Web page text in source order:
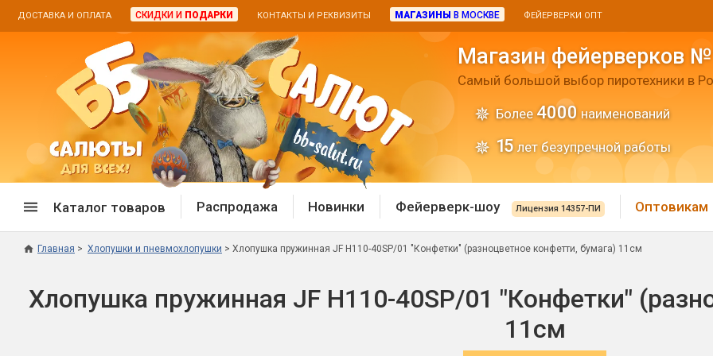
ДОСТАВКА И ОПЛАТА СКИДКИ И ПОДАРКИ КОНТАКТЫ И РЕКВИЗИТЫ МАГАЗИНЫ В МОСКВЕ ФЕЙЕРВЕРКИ ОПТ
Магазин фейерверков
Самый большой выбор пиротехники в
Более 4000 наименований
15 лет безупречной работы
Каталог товаров
Распродажа фейерверков
Дневные батареи
Хлопушки и
Распродажа Новинки Фейерверк-шоу Лицензия 14357-ПИ Оптовикам
Главная Хлопушки и пневмохлопушки Хлопушка пружинная JF H110-40SP/01 "Конфетки" (разноцветное конфетти, бумага) 11см
Хлопушка пружинная JF H110-40SP/01 "Конфетки"
11см